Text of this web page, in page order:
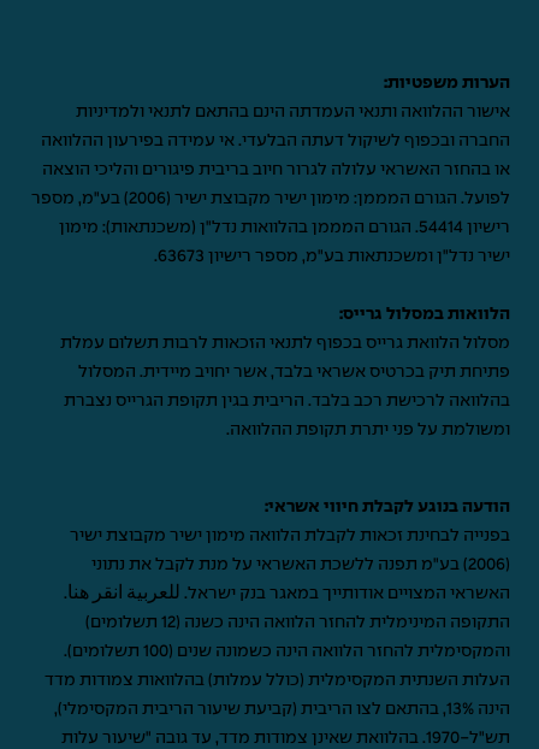
הערות משפטיות:
אישור ההלוואה ותנאי העמדתה הינם בהתאם לתנאי ולמדיניות
החברה ובכפוף לשיקול דעתה הבלעדי. אי עמידה בפירעון ההלוואה
או בהחזר האשראי עלולה לגרור חיוב בריבית פיגורים והליכי הוצאה
לפועל. הגורם המממן: מימון ישיר מקבוצת ישיר (2006) בע"מ, מספר
רישיון 54414. הגורם המממן בהלוואות נדל"ן (משכנתאות): מימון
ישיר נדל"ן ומשכנתאות בע"מ, מספר רישיון 63673.
הלוואות במסלול גרייס:
מסלול הלוואת גרייס בכפוף לתנאי הזכאות לרבות תשלום עמלת
פתיחת תיק בכרטיס אשראי בלבד, אשר יחויב מיידית. המסלול
בהלוואה לרכישת רכב בלבד. הריבית בגין תקופת הגרייס נצברת
ומשולמת על פני יתרת תקופת ההלוואה.
הודעה בנוגע לקבלת חיווי אשראי:
בפנייה לבחינת זכאות לקבלת הלוואה מימון ישיר מקבוצת ישיר
(2006) בע"מ תפנה ללשכת האשראי על מנת לקבל את נתוני
האשראי המצויים אודותייך במאגר בנק ישראל. للعربية انقر هنا.
התקופה המינימלית להחזר הלוואה הינה כשנה (12 תשלומים)
והמקסימלית להחזר הלוואה הינה כשמונה שנים (100 תשלומים).
העלות השנתית המקסימלית (כולל עמלות) בהלוואות צמודות מדד
הינה 13%, בהתאם לצו הריבית (קביעת שיעור הריבית המקסימלי),
תש"ל-1970. בהלוואת שאינן צמודות מדד, עד גובה "שיעור עלות